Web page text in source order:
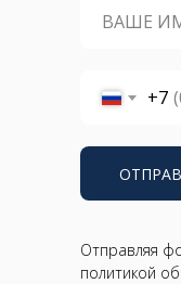
+7
Отправляя
политикой